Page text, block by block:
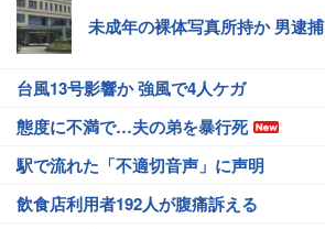
未成年の裸体写真所持か 男逮捕
台風13号影響か 強風で4人ケガ
態度に不満で…夫の弟を暴行死
駅で流れた「不適切音声」に声明
飲食店利用者192人が腹痛訴える